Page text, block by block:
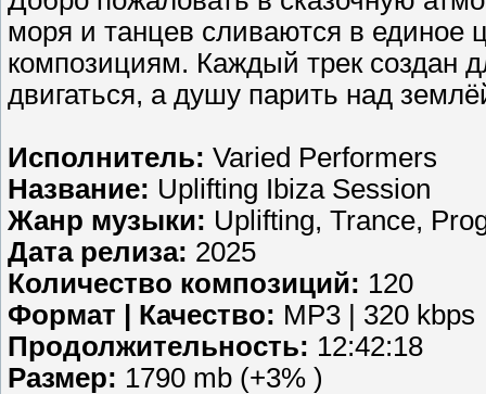
моря и танцев сливаются в единое
композициям. Каждый трек создан
двигаться, а душу парить над
Исполнитель: Varied Performers
Название: Uplifting Ibiza Session
Жанр музыки: Uplifting, Trance,
Дата релиза: 2025
Количество композиций: 120
Формат | Качество: MP3 | 320 kbps
Продолжительность: 12:42:18
Размер: 1790 mb (+3% )